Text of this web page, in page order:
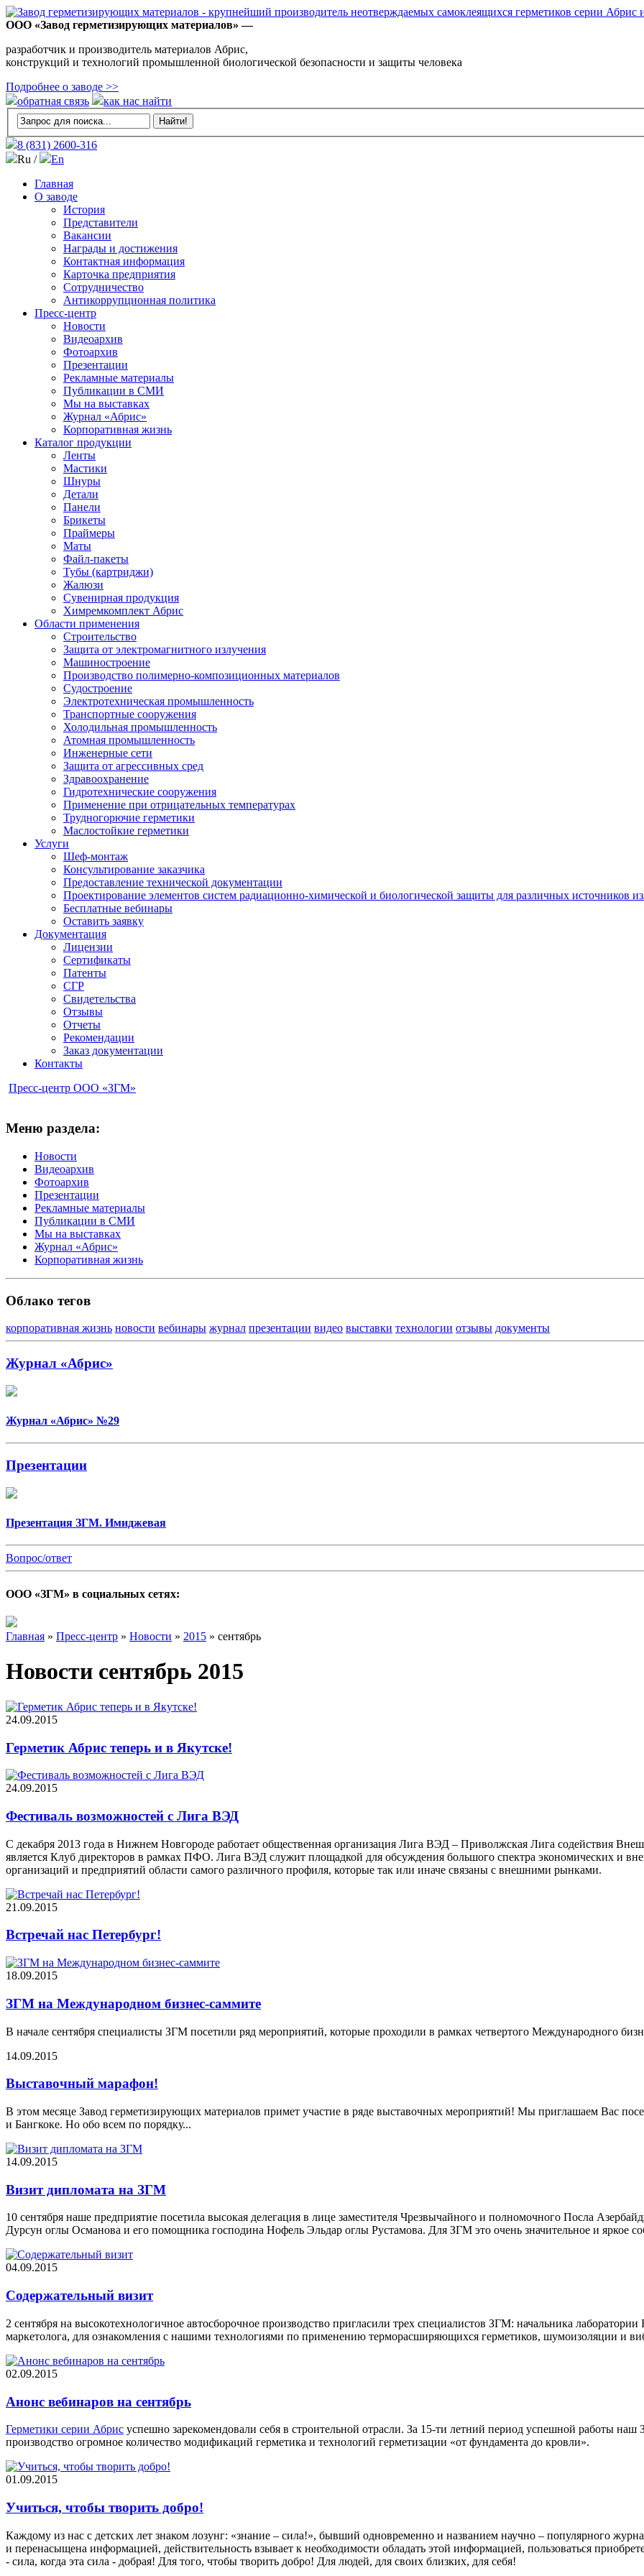
ООО «Завод герметизирующих материалов» —
разработчик и производитель материалов Абрис,
конструкций и технологий промышленной биологической безопасности и защиты человека
Подробнее о заводе >>
обратная связь
как нас найти
8 (831) 2600-316
Ru /
En
Главная
О заводе
История
Представители
Вакансии
Награды и достижения
Контактная информация
Карточка предприятия
Сотрудничество
Антикоррупционная политика
Пресс-центр
Новости
Видеоархив
Фотоархив
Презентации
Рекламные материалы
Публикации в СМИ
Мы на выставках
Журнал «Абрис»
Корпоративная жизнь
Каталог продукции
Ленты
Мастики
Шнуры
Детали
Панели
Брикеты
Праймеры
Маты
Файл-пакеты
Тубы (картриджи)
Жалюзи
Сувенирная продукция
Химремкомплект Абрис
Области применения
Строительство
Защита от электромагнитного излучения
Машиностроение
Производство полимерно-композиционных материалов
Судостроение
Электротехническая промышленность
Транспортные сооружения
Холодильная промышленность
Атомная промышленность
Инженерные сети
Защита от агрессивных сред
Здравоохранение
Гидротехнические сооружения
Применение при отрицательных температурах
Трудногорючие герметики
Маслостойкие герметики
Услуги
Шеф-монтаж
Консультирование заказчика
Предоставление технической документации
Проектирование элементов систем радиационно-химической и биологической защиты для различных источников
Бесплатные вебинары
Оставить заявку
Документация
Лицензии
Сертификаты
Патенты
СГР
Свидетельства
Отзывы
Отчеты
Рекомендации
Заказ документации
Контакты
Пресс-центр ООО «ЗГМ»
Меню раздела:
Новости
Видеоархив
Фотоархив
Презентации
Рекламные материалы
Публикации в СМИ
Мы на выставках
Журнал «Абрис»
Корпоративная жизнь
Облако тегов
корпоративная жизнь новости вебинары журнал презентации видео выставки технологии отзывы документы
Журнал «Абрис»
Журнал «Абрис» №29
Презентации
Презентация ЗГМ. Имиджевая
Вопрос/ответ
ООО «ЗГМ» в социальных сетях:
Главная » Пресс-центр » Новости » 2015 » сентябрь
Новости сентябрь 2015
24.09.2015
Герметик Абрис теперь и в Якутске!
24.09.2015
Фестиваль возможностей с Лига ВЭД
С декабря 2013 года в Нижнем Новгороде работает общественная организация Лига ВЭД – Приволжская Лига содействия
является Клуб директоров в рамках ПФО. Лига ВЭД служит площадкой для обсуждения большого спектра экономических и
организаций и предприятий области самого различного профиля, которые так или иначе связаны с внешними рынками.
21.09.2015
Встречай нас Петербург!
18.09.2015
ЗГМ на Международном бизнес-саммите
В начале сентября специалисты ЗГМ посетили ряд мероприятий, которые проходили в рамках четвертого Международного
14.09.2015
Выставочный марафон!
В этом месяце Завод герметизирующих материалов примет участие в ряде выставочных мероприятий! Мы приглашаем Вас
и Бангкоке. Но обо всем по порядку...
14.09.2015
Визит дипломата на ЗГМ
10 сентября наше предприятие посетила высокая делегация в лице заместителя Чрезвычайного и полномочного Посла
Дурсун оглы Османова и его помощника господина Нофель Эльдар оглы Рустамова. Для ЗГМ это очень значительное и яркое
04.09.2015
Содержательный визит
2 сентября на высокотехнологичное автосборочное производство пригласили трех специалистов ЗГМ: начальника
маркетолога, для ознакомления с нашими технологиями по применению терморасширяющихся герметиков, шумоизоляции и
02.09.2015
Анонс вебинаров на сентябрь
Герметики серии Абрис успешно зарекомендовали себя в строительной отрасли. За 15-ти летний период успешной работы
производство огромное количество модификаций герметика и технологий герметизации «от фундамента до кровли».
01.09.2015
Учиться, чтобы творить добро!
Каждому из нас с детских лет знаком лозунг: «знание – сила!», бывший одновременно и названием научно – популярного
и перенасыщена информацией, действительность взывает к необходимости обладать этой информацией, пользоваться
- сила, когда эта сила - добрая! Для того, чтобы творить добро! Для людей, для своих близких, для себя!